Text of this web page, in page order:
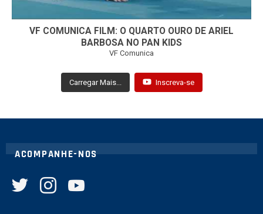
VF COMUNICA FILM: O QUARTO OURO DE ARIEL
BARBOSA NO PAN KIDS
VF Comunica
Carregar Mais... Inscreva-se
ACOMPANHE-NOS